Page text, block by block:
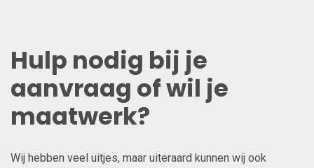
Hulp nodig bij je
aanvraag of wil je
maatwerk?
Wij hebben veel uitjes, maar uiteraard kunnen wij ook